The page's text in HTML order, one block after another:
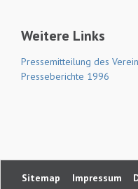
Weitere Links
Pressemitteilung des
Presseberichte 1996
Navigation
Sitemap Impressum